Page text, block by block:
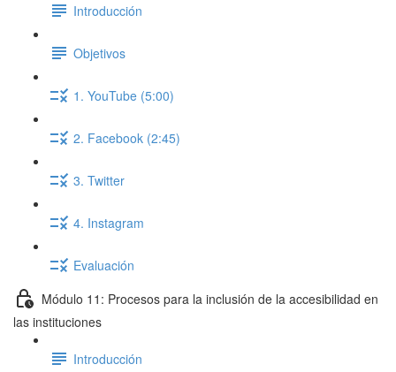
Introducción
Objetivos
1. YouTube (5:00)
2. Facebook (2:45)
3. Twitter
4. Instagram
Evaluación
Módulo 11: Procesos para la inclusión de la accesibilidad en
las instituciones
Introducción